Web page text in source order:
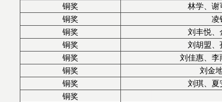
铜奖
林学、
铜奖
凌
铜奖
刘丰悦
铜奖
刘胡盟
铜奖
刘佳惠、
铜奖
刘金
铜奖
刘琪、
铜奖